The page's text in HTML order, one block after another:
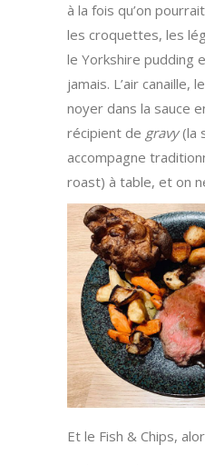
à la fois qu’on
les croquettes, les
le Yorkshire pudding
jamais. L’air canaille,
noyer dans la sauce
récipient de gravy(la
accompagne
roast) à table, et on
Et le Fish & Chips,